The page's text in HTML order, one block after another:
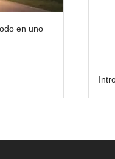
en uno